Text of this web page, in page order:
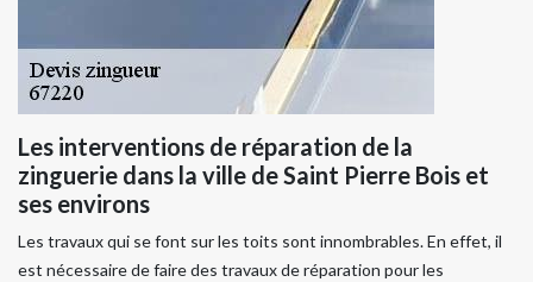
Les interventions de réparation de la
zinguerie dans la ville de Saint Pierre Bois et
ses environs
Les travaux qui se font sur les toits sont innombrables. En effet, il
est nécessaire de faire des travaux de réparation pour les